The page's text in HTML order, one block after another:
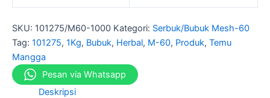
SKU: 101275/M60-1000 Kategori: Serbuk/Bubuk Mesh-60
Tag: 101275, 1Kg, Bubuk, Herbal, M-60, Produk, Temu
Mangga
Pesan via Whatsapp
Deskripsi